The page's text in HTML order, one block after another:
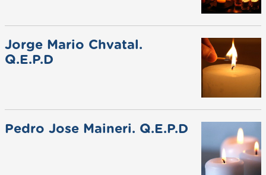
Jorge Mario Chvatal.
Q.E.P.D
Pedro Jose Maineri. Q.E.P.D